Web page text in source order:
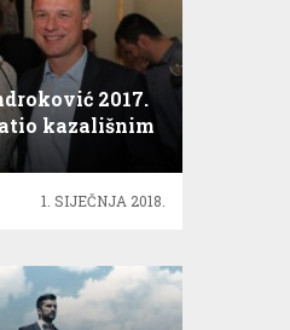
2017.
kazališnim
1. SIJEČNJA 2018.